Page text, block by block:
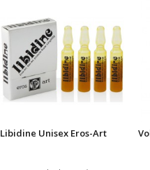
Libidine Unisex Eros-Art